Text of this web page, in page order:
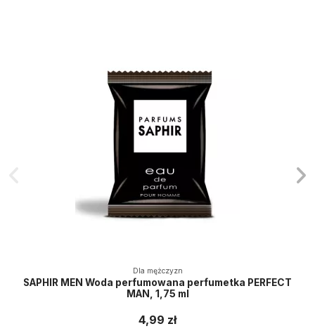
Dla mężczyzn
SAPHIR MEN Woda perfumowana perfumetka PERFECT
MAN, 1,75 ml
4,99 zł